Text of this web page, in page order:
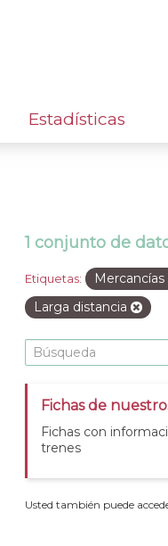
Estadísticas
1 conjunto de
Etiquetas: Mercancías
Larga distancia
Fichas de
Fichas con
trenes
Usted también puede